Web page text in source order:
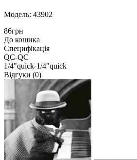
Модель: 43902
86грн
До кошика
Специфікація
QС-QС
1/4"quick-1/4"quick
Відгуки (0)